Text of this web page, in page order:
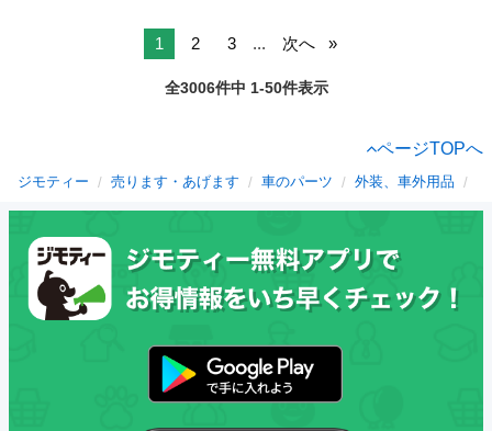
1 2 3 ... 次へ
全3006件中 1-50件表示
ページTOPへ
ジモティー 売ります・あげます 車のパーツ 外装、車外用品